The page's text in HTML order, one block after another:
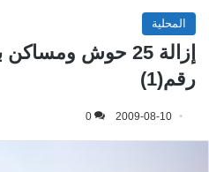
المحلية
إزالة 25 حوش
رقم(1)
2009-08-10
0